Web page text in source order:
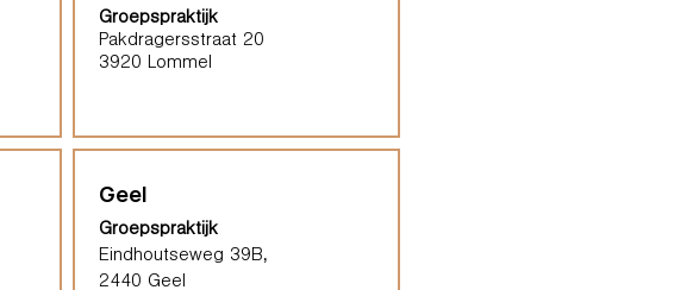
Groepspraktijk
Pakdragersstraat 20
3920 Lommel
Geel
Groepspraktijk
Eindhoutseweg 39B,
2440 Geel